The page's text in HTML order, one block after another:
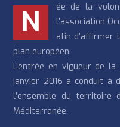
N
ée de la
l’association
afin d’affirmer
plan européen.
L’entrée en vigueur de
janvier 2016 a conduit à
l’ensemble du territoire
Méditerranée.